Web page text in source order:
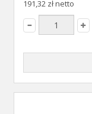
191,32 zł netto